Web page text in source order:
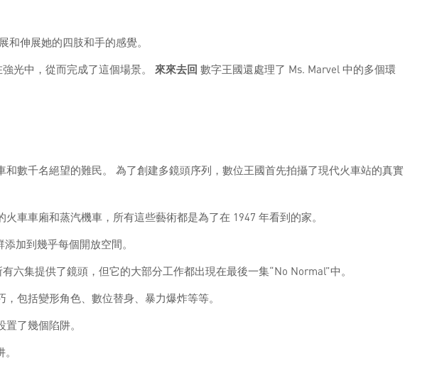
伸展她的四肢和手的感覺。
光中，從而完成了這個場景。 來來去回 數字王國還處理了 Ms. Marvel 中的多個環
數千名絕望的難民。 為了創建多鏡頭序列，數位王國首先拍攝了現代火車站的真實
車車廂和蒸汽機車，所有這些藝術都是為了在 1947 年看到的家。
加到幾乎每個開放空間。
六集提供了鏡頭，但它的大部分工作都出現在最後一集“No Normal”中。
包括變形角色、數位替身、暴力爆炸等等。
了幾個陷阱。